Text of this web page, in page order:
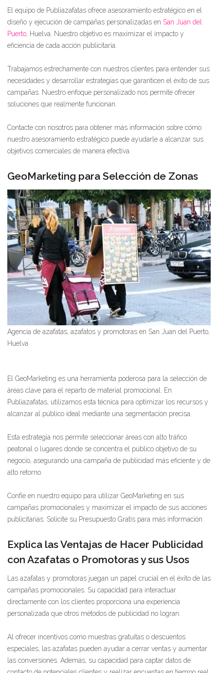
El equipo de Publiazafatas ofrece asesoramiento estratégico en el
diseño y ejecución de campañas personalizadas en San Juan del
Puerto , Huelva. Nuestro objetivo es maximizar el impacto y
eficiencia de cada acción publicitaria.
Trabajamos estrechamente con nuestros clientes para entender sus
necesidades y desarrollar estrategias que garanticen el éxito de sus
campañas. Nuestro enfoque personalizado nos permite ofrecer
soluciones que realmente funcionan.
Contacte con nosotros para obtener más información sobre cómo
nuestro asesoramiento estratégico puede ayudarle a alcanzar sus
objetivos comerciales de manera efectiva.
GeoMarketing para Selección de Zonas
Agencia de azafatas, azafatos y promotoras en San Juan del Puerto,
Huelva
El GeoMarketing es una herramienta poderosa para la selección de
áreas clave para el reparto de material promocional. En
Publiazafatas, utilizamos esta técnica para optimizar los recursos y
alcanzar al público ideal mediante una segmentación precisa.
Esta estrategia nos permite seleccionar áreas con alto tráfico
peatonal o lugares donde se concentra el público objetivo de su
negocio, asegurando una campaña de publicidad más eficiente y de
alto retorno.
Confíe en nuestro equipo para utilizar GeoMarketing en sus
campañas promocionales y maximizar el impacto de sus acciones
publicitarias. Solicite su Presupuesto Gratis para más información.
Explica las Ventajas de Hacer Publicidad
con Azafatas o Promotoras y sus Usos
Las azafatas y promotoras juegan un papel crucial en el éxito de las
campañas promocionales. Su capacidad para interactuar
directamente con los clientes proporciona una experiencia
personalizada que otros métodos de publicidad no logran.
Al ofrecer incentivos como muestras gratuitas o descuentos
especiales, las azafatas pueden ayudar a cerrar ventas y aumentar
las conversiones. Además, su capacidad para captar datos de